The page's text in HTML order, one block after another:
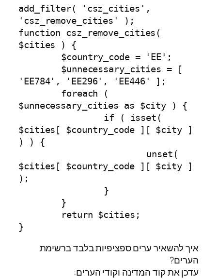
add_filter( 'csz_cities',
'csz_remove_cities' );
function csz_remove_cities(
$cities ) {
'EE784', 'EE296', 'EE446' ];
$unnecessary_cities as $city ) {
$cities[ $country_code ][ $city ]
) ) {
$cities[ $country_code ][ $city ]
);
}
איך להשאיר ערים ספציפיות בלבד ברשימת
הערים?
עדכן את קוד המדינה וקודי הערים: